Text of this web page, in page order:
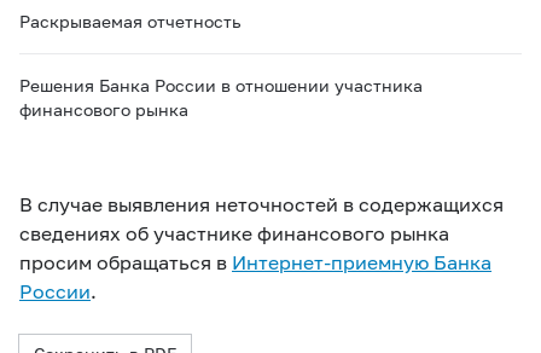
Раскрываемая отчетность
Решения Банка России в отношении участника
финансового рынка
В случае выявления неточностей в содержащихся
сведениях об участнике финансового рынка
просим обращаться в Интернет-приемную Банка
России.